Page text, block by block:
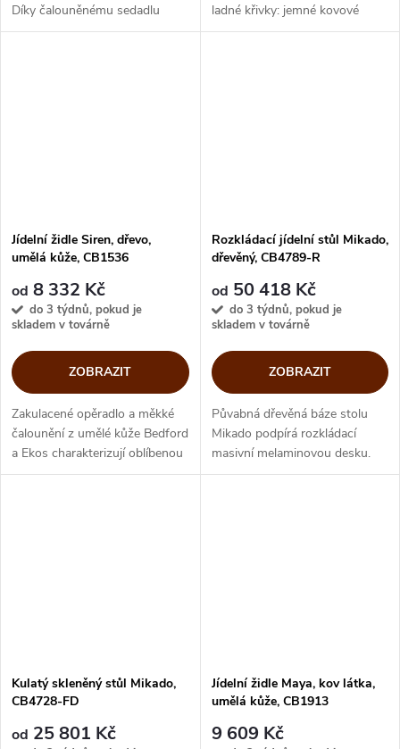
Díky čalouněnému sedadlu
budete sedět pohodlně během
ladné křivky: jemné kovové
podnoží a skořepinu potaženou
Jídelní židle Siren, dřevo,
umělá kůže, CB1536
od 8 332 Kč
do 3 týdnů, pokud je
skladem v továrně
ZOBRAZIT
Zakulacené opěradlo a měkké
čalounění z umělé kůže Bedford
a Ekos charakterizují oblíbenou
židli Siren od značky Connubia.
Rozkládací jídelní stůl Mikado,
dřevěný, CB4789-R
od 50 418 Kč
do 3 týdnů, pokud je
skladem v továrně
ZOBRAZIT
Půvabná dřevěná báze stolu
Mikado podpírá rozkládací
masivní melaminovou desku.
Prostá krása designového stolu
Kulatý skleněný stůl Mikado,
CB4728-FD
od 25 801 Kč
Jídelní židle Maya, kov látka,
umělá kůže, CB1913
9 609 Kč